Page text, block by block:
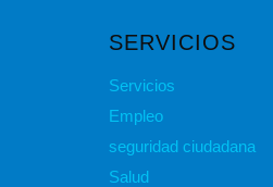
SERVICIOS
Servicios
Empleo
seguridad ciudadana
Salud